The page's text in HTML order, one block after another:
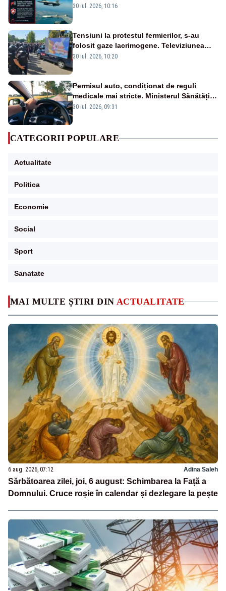
MAI MULTE ȘTIRI DIN ACTUALITATE
6 aug. 2026, 07:12 Adina Saleh
Sărbătoarea zilei, joi, 6 august: Schimbarea la Față a
Domnului. Cruce roșie în calendar și dezlegare la pește
transmis în județul Tulcea
30 iul. 2026, 10:16
Tensiuni la protestul fermierilor, s-au
folosit gaze lacrimogene. Televiziunea
Poporului face apel la calm – LIVE TEXT
30 iul. 2026, 10:20
Permisul auto, condiționat de reguli
medicale mai stricte. Ministerul Sănătății
propune schimbări majore
30 iul. 2026, 09:31
CATEGORII POPULARE
Actualitate
Politica
Economie
Social
Sport
Sanatate